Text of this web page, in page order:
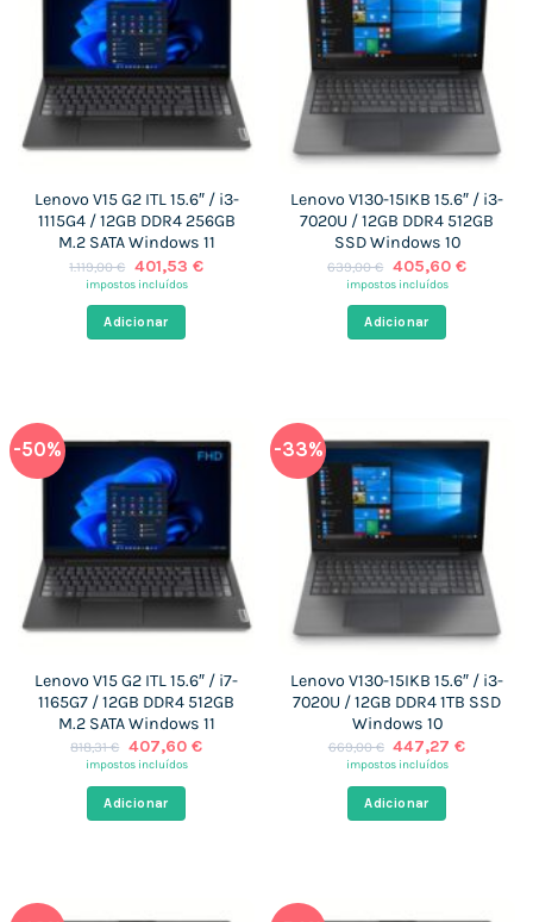
Lenovo V15 G2 ITL 15.6″ / i3-
1115G4 / 12GB DDR4 256GB
M.2 SATA Windows 11
1.119,00€ O
preço
era:
1.119,00 €.
401,53 €O
impostos incluídos
Adicionar
Lenovo V130-15IKB 15.6″ / i3-
7020U / 12GB DDR4 512GB
SSD Windows 10
639,00€ O
preço
era:
639,00 €.
405,60 €O
impostos incluídos
Adicionar
-50%
Lenovo V15 G2 ITL 15.6″ / i7-
1165G7 / 12GB DDR4 512GB
M.2 SATA Windows 11
818,31€ O
preço
era:
818,31 €.
407,60 €O
impostos incluídos
Adicionar
-33%
Lenovo V130-15IKB 15.6″ / i3-
7020U / 12GB DDR4 1TB SSD
Windows 10
669,00€ O
preço
era:
669,00 €.
447,27€O
impostos incluídos
Adicionar